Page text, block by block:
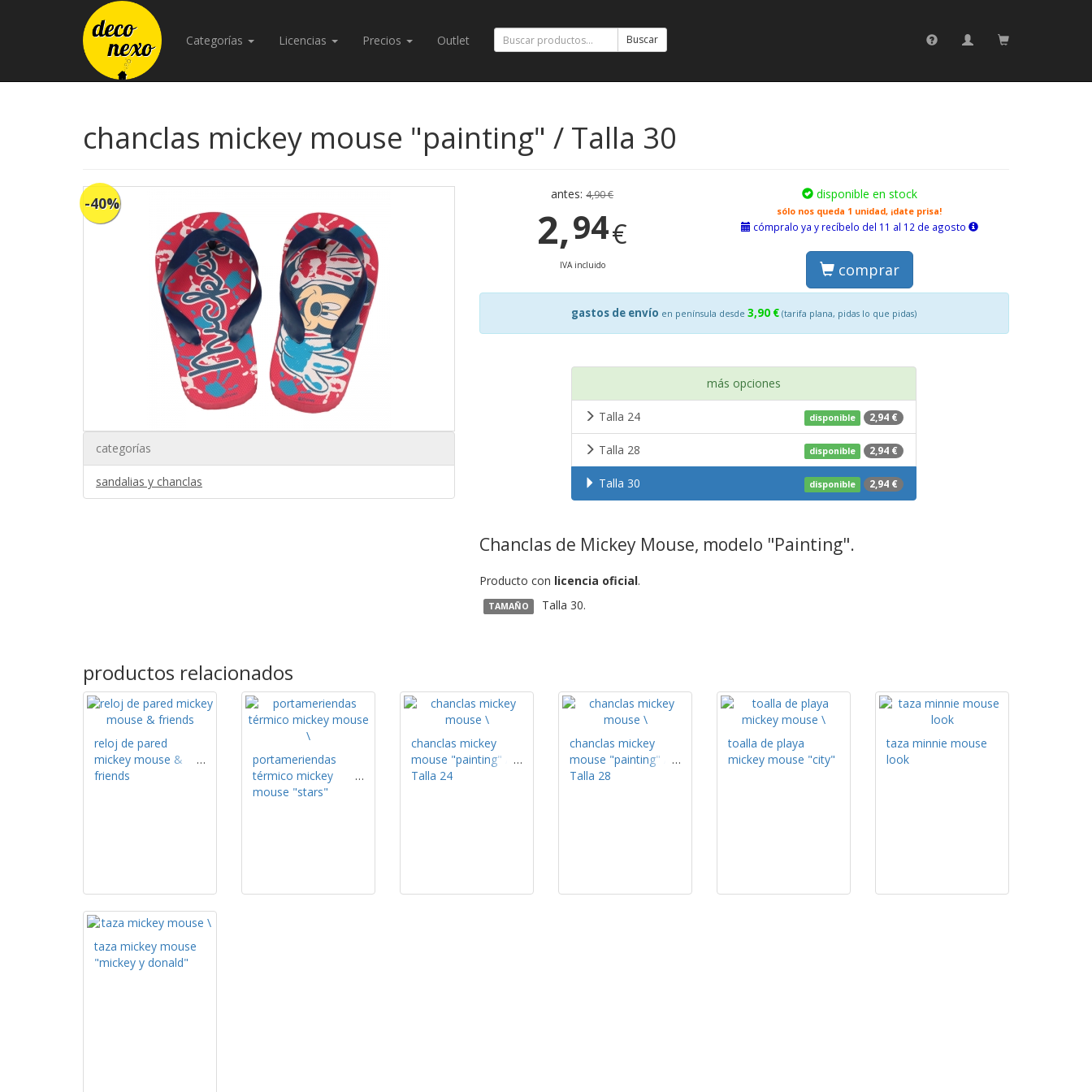
Categorías Licencias Precios Outlet Buscar
chanclas mickey mouse "painting" / Talla 30
-40%
categorías
sandalias y chanclas
antes:4,90 €
2,94€
IVA incluido
disponible en stock
sólo nos queda 1 unidad, ¡date prisa!
cómpralo ya y recíbelo del 11 al 12 de agosto
comprar
gastos de envío en península desde 3,90 € (tarifa plana, pidas lo que pidas)
más opciones
disponible 2,94 €
Talla 24
disponible 2,94 €
Talla 28
disponible 2,94 €
Talla 30
Chanclas de Mickey Mouse, modelo "Painting".
Producto con licencia oficial.
TAMAÑO Talla 30.
productos relacionados
reloj de pared
mickey mouse &
friends
portameriendas
térmico mickey
mouse "stars"
chanclas mickey
mouse "painting" /
Talla 24
chanclas mickey
mouse "painting" /
Talla 28
toalla de playa
mickey mouse "city"
taza minnie mouse
look
taza mickey mouse
"mickey y donald"